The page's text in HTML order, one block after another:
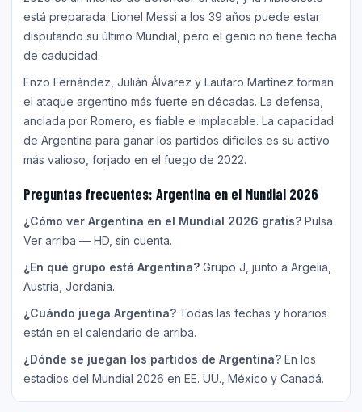
está preparada. Lionel Messi a los 39 años puede estar
disputando su último Mundial, pero el genio no tiene fecha
de caducidad.
Enzo Fernández, Julián Álvarez y Lautaro Martínez forman
el ataque argentino más fuerte en décadas. La defensa,
anclada por Romero, es fiable e implacable. La capacidad
de Argentina para ganar los partidos difíciles es su activo
más valioso, forjado en el fuego de 2022.
Preguntas frecuentes: Argentina en el Mundial 2026
¿Cómo ver Argentina en el Mundial 2026 gratis? Pulsa
Ver arriba — HD, sin cuenta.
¿En qué grupo está Argentina? Grupo J, junto a Argelia,
Austria, Jordania.
¿Cuándo juega Argentina? Todas las fechas y horarios
están en el calendario de arriba.
¿Dónde se juegan los partidos de Argentina? En los
estadios del Mundial 2026 en EE. UU., México y Canadá.